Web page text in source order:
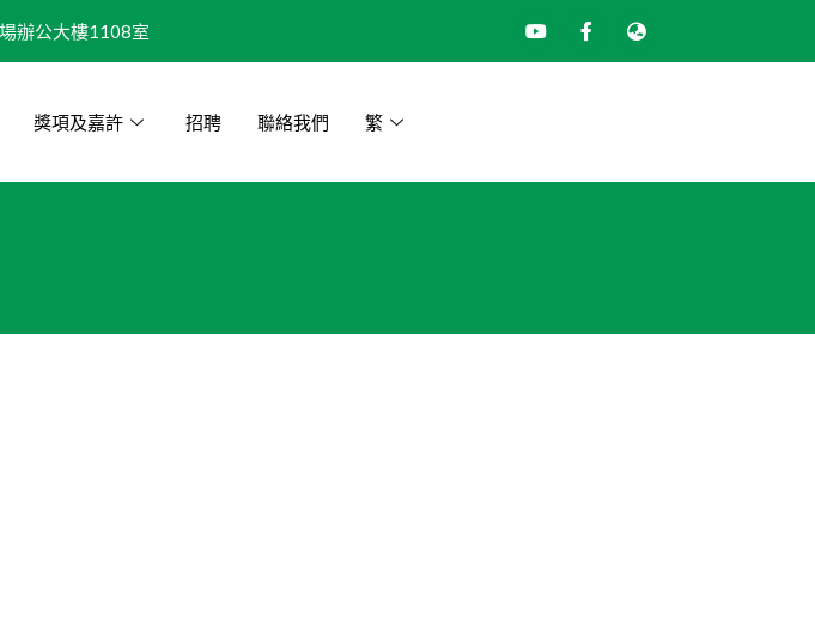
辦公大樓1108室
獎項及嘉許 招聘 聯絡我們 繁